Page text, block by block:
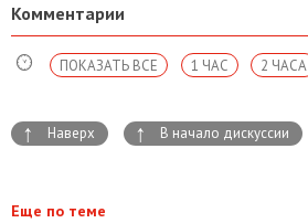
Комментарии
2 ЧАСА
1 ЧАС
ПОКАЗАТЬ ВСЕ
↑ Наверх ↑ В начало дискуссии
Еще по теме